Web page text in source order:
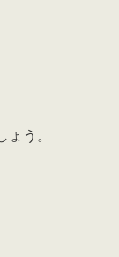
う。